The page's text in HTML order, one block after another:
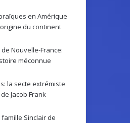
en Amérique
du continent
Nouvelle-France:
méconnue
la secte extrémiste
Jacob Frank
Sinclair de